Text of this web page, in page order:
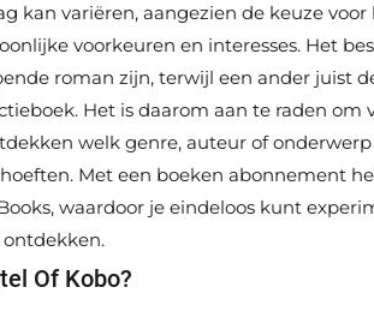
kan variëren, aangezien de keuze
voorkeuren en interesses. Het
roman zijn, terwijl een ander juist
Het is daarom aan te raden om
welk genre, auteur of
Met een boeken abonnement
waardoor je eindeloos kunt
Of Kobo?